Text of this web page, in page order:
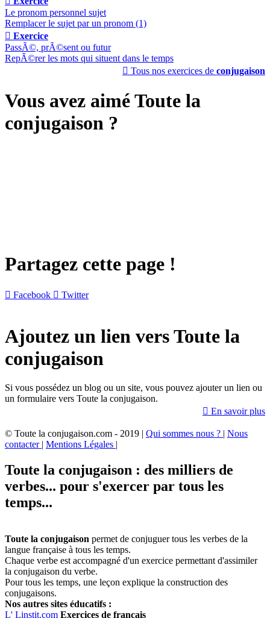
Le pronom personnel sujet
Remplacer le sujet par un pronom (1)
 Exercice
PassÃ©, prÃ©sent ou futur
RepÃ©rer les mots qui situent dans le temps
 Tous nos exercices de conjugaison
Vous avez aimé Toute la
conjugaison ?
Partagez cette page !
 Facebook  Twitter
Ajoutez un lien vers Toute la
conjugaison
Si vous possédez un blog ou un site, vous pouvez ajouter un lien ou
un formulaire vers Toute la conjugaison.
 En savoir plus
© Toute la conjugaison.com - 2019 | Qui sommes nous ? | Nous
contacter | Mentions Légales |
Toute la conjugaison : des milliers de
verbes... pour s'exercer par tous les
temps...
Toute la conjugaison permet de conjuguer tous les verbes de la
langue française à tous les temps.
Chaque verbe est accompagné d'un exercice permettant d'assimiler
la conjugaison du verbe.
Pour tous les temps, une leçon explique la construction des
conjugaisons.
Nos autres sites éducatifs :
L' Linstit.com Exercices de français